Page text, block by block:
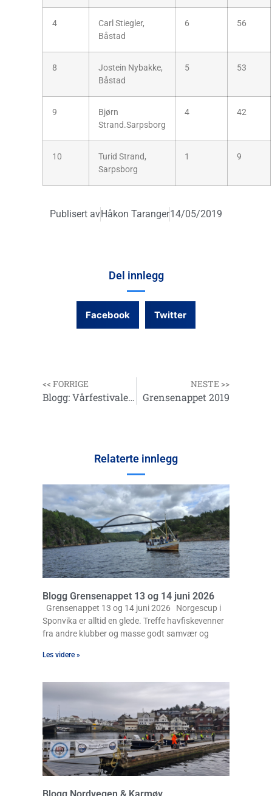
4
Carl Stiegler,
Båstad
6 56
8
Jostein Nybakke,
Båstad
5 53
9
Bjørn
Strand.Sarpsborg
4 42
10
Turid Strand,
Sarpsborg
1 9
Publisert avHåkon Taranger14/05/2019
Del innlegg
Facebook Twitter
<< FORRIGE
Blogg: Vårfestivalen 4. mai 2019
NESTE >>
Grensenappet 2019
Relaterte innlegg
Blogg Grensenappet 13 og 14 juni 2026
Grensenappet 13 og 14 juni 2026 Norgescup i
Sponvika er alltid en glede. Treffe havfiskevenner
fra andre klubber og masse godt samvær og
Les videre »